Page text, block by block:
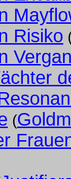
Risiko
(